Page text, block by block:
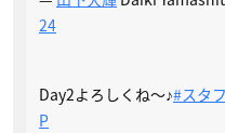
24
Day2よろしくね〜♪#スタ
P